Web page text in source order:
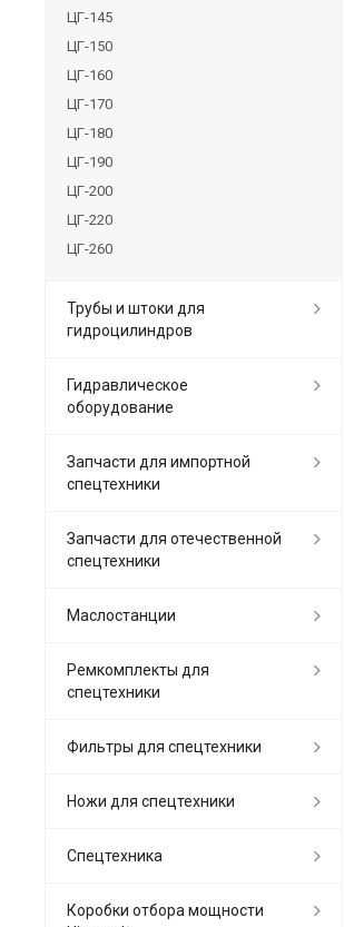
ЦГ-145
ЦГ-150
ЦГ-160
ЦГ-170
ЦГ-180
ЦГ-190
ЦГ-200
ЦГ-220
ЦГ-260
Трубы и штоки для
гидроцилиндров
Гидравлическое
оборудование
Запчасти для импортной
спецтехники
Запчасти для отечественной
спецтехники
Маслостанции
Ремкомплекты для
спецтехники
Фильтры для спецтехники
Ножи для спецтехники
Спецтехника
Коробки отбора мощности